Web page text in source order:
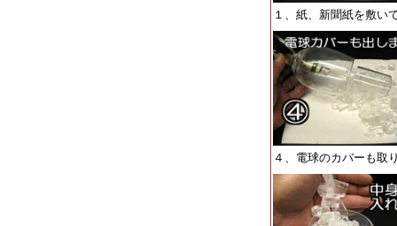
１、紙、新聞紙を敷い
４、電球のカバーも取